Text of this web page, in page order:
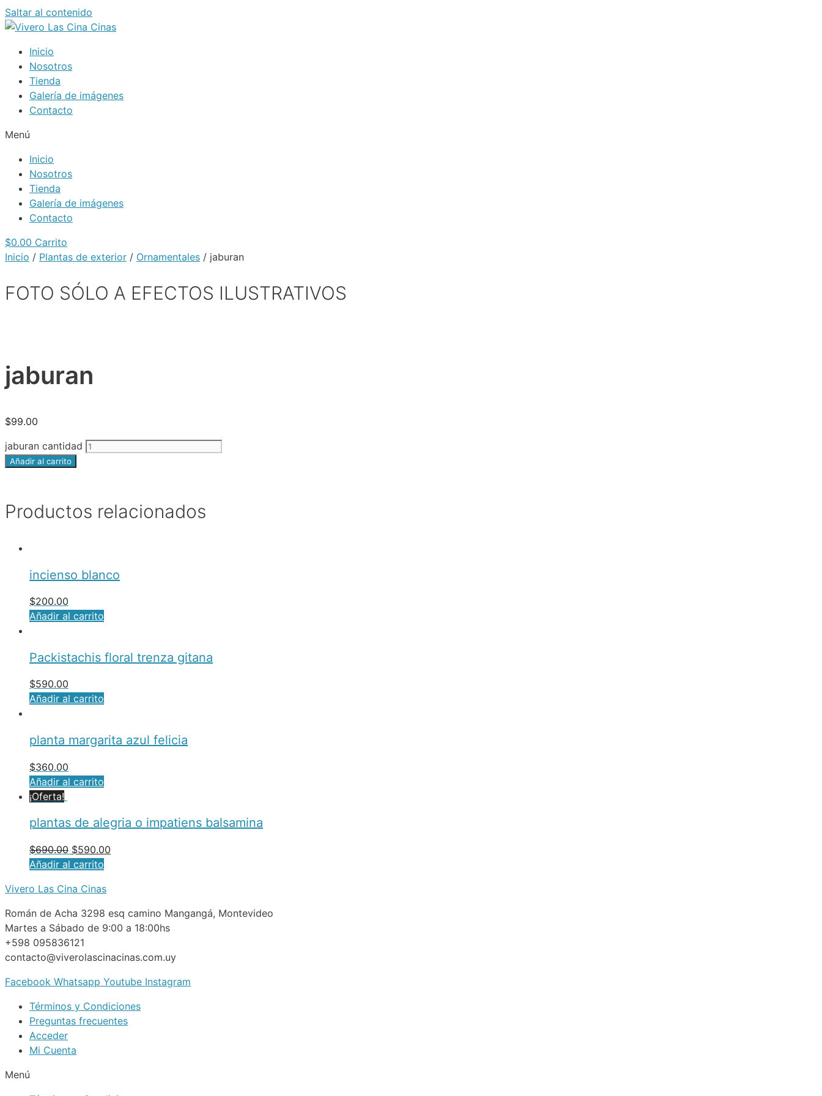
Saltar al contenido
Inicio
Nosotros
Tienda
Galería de imágenes
Contacto
Menú
Inicio
Nosotros
Tienda
Galería de imágenes
Contacto
$0.00 Carrito
Inicio / Plantas de exterior / Ornamentales / jaburan
FOTO SÓLO A EFECTOS ILUSTRATIVOS
jaburan
$99.00
jaburan cantidad
Añadir al carrito
Productos relacionados
incienso blanco
$200.00
Añadir al carrito
Packistachis floral trenza gitana
$590.00
Añadir al carrito
planta margarita azul felicia
$360.00
Añadir al carrito
¡Oferta!
plantas de alegria o impatiens balsamina
$690.00 $590.00
Añadir al carrito
Vivero Las Cina Cinas
Román de Acha 3298 esq camino Mangangá, Montevideo
Martes a Sábado de 9:00 a 18:00hs
+598 095836121
contacto@viverolascinacinas.com.uy
Facebook Whatsapp Youtube Instagram
Términos y Condiciones
Preguntas frecuentes
Acceder
Mi Cuenta
Menú